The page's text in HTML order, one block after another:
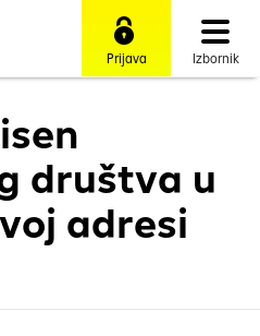
Izbornik
Prijava
društva u
adresi